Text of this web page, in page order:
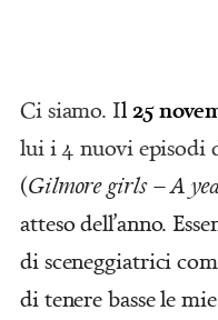
Ci siamo. Il25
lui i 4 nuovi episodi
(Gilmore girls – A
atteso dell’anno.
di sceneggiatrici
di tenere basse le